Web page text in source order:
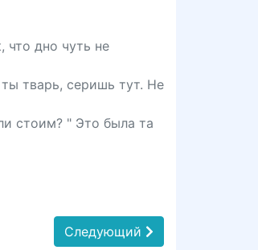
что дно чуть не
тварь, серишь тут. Не
стоим? " Это была та
Следующий